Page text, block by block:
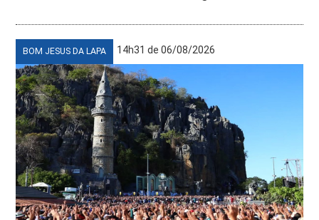
BOM JESUS DA LAPA 14h31 de 06/08/2026